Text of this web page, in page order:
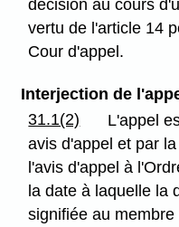
décision au cours
vertu de l'article 14
Cour d'appel.
Interjection de
31.1(2)
L'appel
avis d'appel et par
l'avis d'appel à
la date à laquelle la
signifiée au